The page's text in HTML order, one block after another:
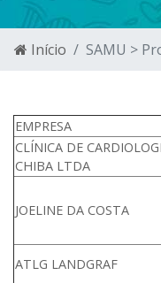
Início SAMU >
EMPRESA
CLÍNICA DE
CHIBA LTDA
JOELINE DA COSTA
ATLG LANDGRAF